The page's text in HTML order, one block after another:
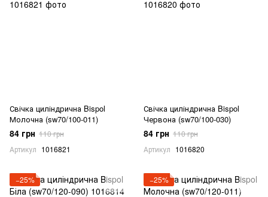
Свічка циліндрична Bispol
Молочна (sw70/100-011)
84 грн 110 грн
Артикул 1016821
Свічка циліндрична Bispol
Червона (sw70/100-030)
84 грн 110 грн
Артикул 1016820
−25% −25%